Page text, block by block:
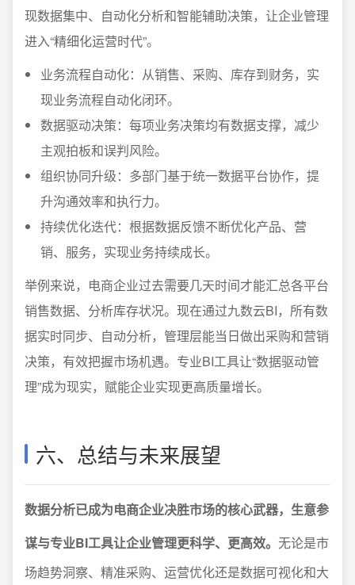
现数据集中、自动化分析和智能辅助决策，让企业管理
进入“精细化运营时代”。
业务流程自动化：从销售、采购、库存到财务，实
现业务流程自动化闭环。
数据驱动决策：每项业务决策均有数据支撑，减少
主观拍板和误判风险。
组织协同升级：多部门基于统一数据平台协作，提
升沟通效率和执行力。
持续优化迭代：根据数据反馈不断优化产品、营
销、服务，实现业务持续成长。
举例来说，电商企业过去需要几天时间才能汇总各平台
销售数据、分析库存状况。现在通过九数云BI，所有数
据实时同步、自动分析，管理层能当日做出采购和营销
决策，有效把握市场机遇。专业BI工具让“数据驱动管
理”成为现实，赋能企业实现更高质量增长。
六、总结与未来展望
数据分析已成为电商企业决胜市场的核心武器，生意参
谋与专业BI工具让企业管理更科学、更高效。 无论是市
场趋势洞察、精准采购、运营优化还是数据可视化和大